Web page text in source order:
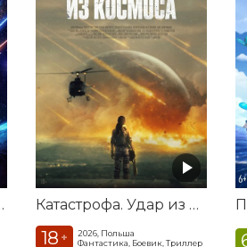
Катастрофа. Удар из космоса
18 +
2026, Польша
Фантастика, Боевик, Триллер